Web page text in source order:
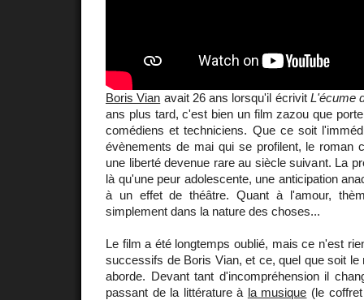
Boris Vian avait 26 ans lorsqu'il écrivit L'écume
ans plus tard, c'est bien un film zazou que
comédiens et techniciens. Que ce soit
évènements de mai qui se profilent, le roman
une liberté devenue rare au siècle suivant. La
là qu'une peur adolescente, une anticipation
à un effet de théâtre. Quant à l'amour,
simplement dans la nature des choses...
Le film a été longtemps oublié, mais ce n'est
successifs de Boris Vian, et ce, quel que soit le
aborde. Devant tant d'incompréhension il
passant de la littérature à la musique (le